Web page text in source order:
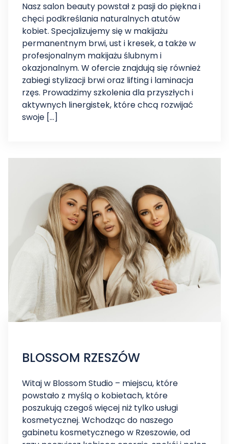
Nasz salon beauty powstał z pasji do piękna i
chęci podkreślania naturalnych atutów
kobiet. Specjalizujemy się w makijażu
permanentnym brwi, ust i kresek, a także w
profesjonalnym makijażu ślubnym i
okazjonalnym. W ofercie znajdują się również
zabiegi stylizacji brwi oraz lifting i laminacja
rzęs. Prowadzimy szkolenia dla przyszłych i
aktywnych linergistek, które chcą rozwijać
swoje […]
BLOSSOM RZESZÓW
Witaj w Blossom Studio – miejscu, które
powstało z myślą o kobietach, które
poszukują czegoś więcej niż tylko usługi
kosmetycznej. Wchodząc do naszego
gabinetu kosmetycznego w Rzeszowie, od